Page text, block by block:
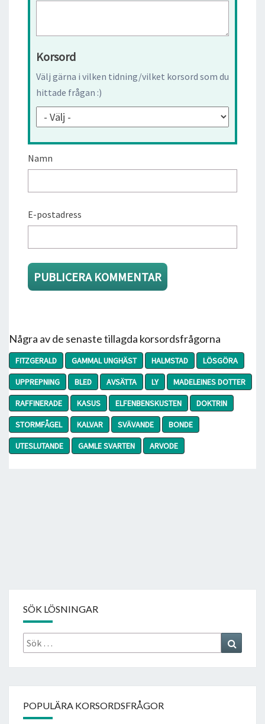
Korsord
Välj gärna i vilken tidning/vilket korsord som du
hittade frågan :)
Namn
E-postadress
Några av de senaste tillagda korsordsfrågorna
FITZGERALD GAMMAL UNGHÄST HALMSTAD
LÖSGÖRA
UPPREPNING
BLED AVSÄTTA LY
MADELEINES DOTTER
RAFFINERADE
KASUS ELFENBENSKUSTEN
DOKTRIN
STORMFÅGEL
KALVAR SVÄVANDE
BONDE
UTESLUTANDE
GAMLE SVARTEN ARVODE
SÖK LÖSNINGAR
Sök
efter:
POPULÄRA KORSORDSFRÅGOR